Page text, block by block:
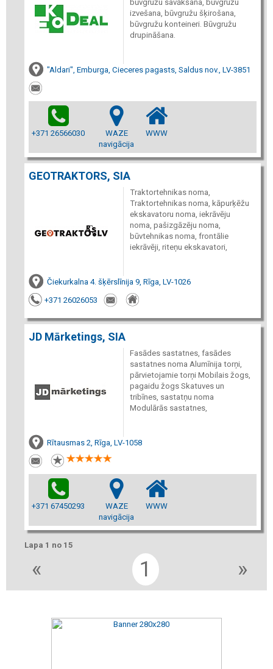
būvgružu savākšana, būvgružu
izvešana, būvgružu šķirošana,
būvgružu konteineri. Būvgružu
drupināšana.
"Aldari", Emburga, Cieceres pagasts, Saldus nov., LV-3851
+371 26566030
WAZE
navigācija
WWW
GEOTRAKTORS, SIA
Traktortehnikas noma,
Traktortehnikas noma, kāpurķēžu
ekskavatoru noma, iekrāvēju
noma, pašizgāzēju noma,
būvtehnikas noma, frontālie
iekrāvēji, riteņu ekskavatori,
Čiekurkalna 4. šķērslīnija 9, Rīga, LV-1026
+371 26026053
JD Mārketings, SIA
Fasādes sastatnes, fasādes
sastatnes noma Alumīnija torņi,
pārvietojamie torņi Mobilais žogs,
pagaidu žogs Skatuves un
tribīnes, sastatņu noma
Modulārās sastatnes,
Rītausmas 2, Rīga, LV-1058
+371 67450293
WAZE
navigācija
WWW
Lapa 1 no 15
« 1 »